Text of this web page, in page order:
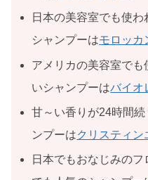
日本の美容室でも使
シャンプーはモロッカ
アメリカの美容室で
いシャンプーはバイオ
甘～い香りが24時間
ンプーはクリスティン
日本でもおなじみの